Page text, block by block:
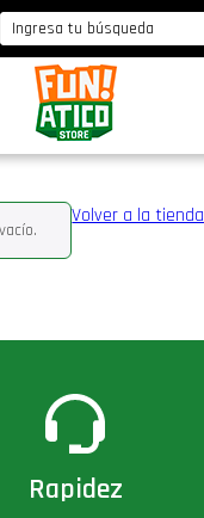
Volver a la tienda
Rapidez